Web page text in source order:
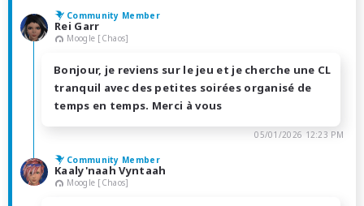
Community Member
Rei Garr
Moogle [Chaos]
Bonjour, je reviens sur le jeu et je cherche une CL
tranquil avec des petites soirées organisé de
temps en temps. Merci à vous
05/01/2026 12:23 PM
Community Member
Kaaly'naah Vyntaah
Moogle [Chaos]